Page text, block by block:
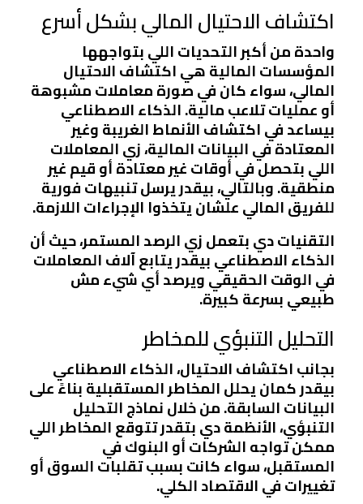
اكتشاف الاحتيال المالي بشكل أسرع
واحدة من أكبر التحديات اللي بتواجهها
المؤسسات المالية هي اكتشاف الاحتيال
المالي، سواء كان في صورة معاملات مشبوهة
أو عمليات تلاعب مالية. الذكاء الاصطناعي
بيساعد في اكتشاف الأنماط الغريبة وغير
المعتادة في البيانات المالية، زي المعاملات
اللي بتحصل في أوقات غير معتادة أو قيم غير
منطقية. وبالتالي، بيقدر يرسل تنبيهات فورية
للفريق المالي علشان يتخذوا الإجراءات اللازمة.
التقنيات دي بتعمل زي الرصد المستمر، حيث أن
الذكاء الاصطناعي بيقدر يتابع آلاف المعاملات
في الوقت الحقيقي ويرصد أي شيء مش
طبيعي بسرعة كبيرة.
التحليل التنبؤي للمخاطر
بجانب اكتشاف الاحتيال، الذكاء الاصطناعي
بيقدر كمان يحلل المخاطر المستقبلية بناءً على
البيانات السابقة. من خلال نماذج التحليل
التنبؤي، الأنظمة دي بتقدر تتوقع المخاطر اللي
ممكن تواجه الشركات أو البنوك في
المستقبل، سواء كانت بسبب تقلبات السوق أو
تغييرات في الاقتصاد الكلي.